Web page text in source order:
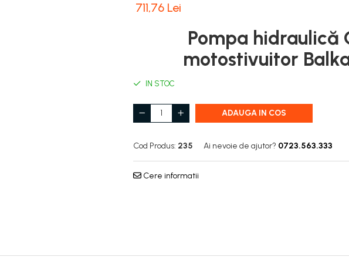
711,76 Lei
Pompa hidraulică
motostivuitor
IN STOC
ADAUGA IN COS
Cod Produs: 235 Ai nevoie de ajutor? 0723.563.333
Cere informatii